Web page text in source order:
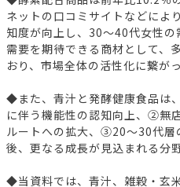
ネットの口コミサイトなどによ
知度が向上し、30～40代女性
需要を期待できる商材として、
おり、市場全体の活性化に繋がっ
◆また、青汁と発酵健康食品は
に伴う機能性の認知向上、②無
ルートへの拡大、③20～30代層
後、更なる成長が見込まれる分
◆当資料では、青汁、雑穀・玄